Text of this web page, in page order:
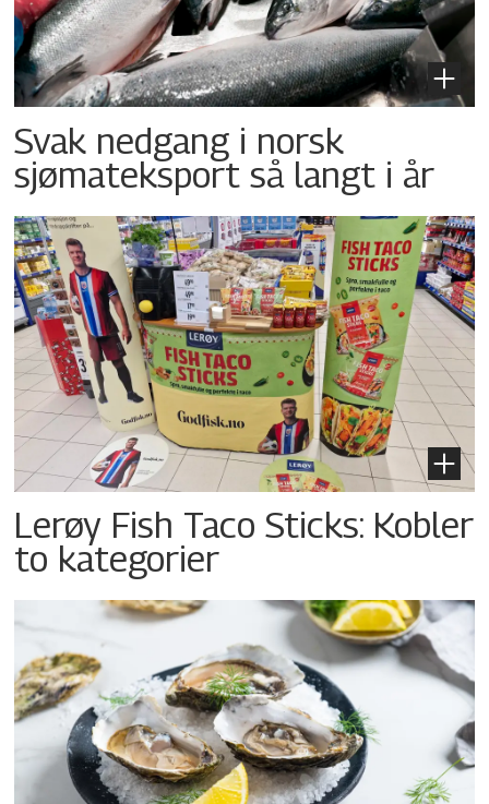
Svak nedgang i norsk
sjømateksport så langt i år
Lerøy Fish Taco Sticks: Kobler
to kategorier